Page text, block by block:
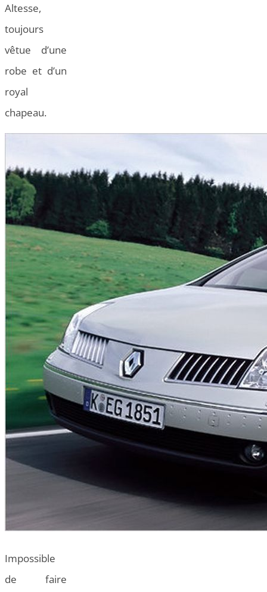
Altesse,
toujours
vêtue d’une
robe et d’un
royal
chapeau.
Impossible
de faire